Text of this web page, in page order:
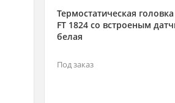
Термостатическая головка
FT 1824 со встроеным
белая
Под заказ